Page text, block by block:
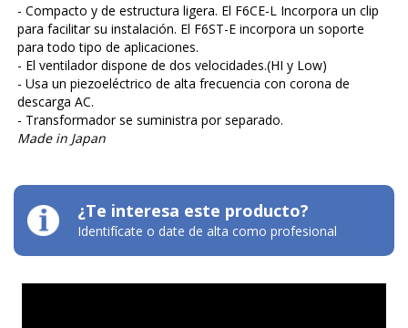
- Compacto y de estructura ligera. El F6CE-L Incorpora un clip
para facilitar su instalación. El F6ST-E incorpora un soporte
para todo tipo de aplicaciones.
- El ventilador dispone de dos velocidades.(HI y Low)
- Usa un piezoeléctrico de alta frecuencia con corona de
descarga AC.
- Transformador se suministra por separado.
Made in Japan
¿Te interesa este producto?
Identifícate o date de alta como profesional